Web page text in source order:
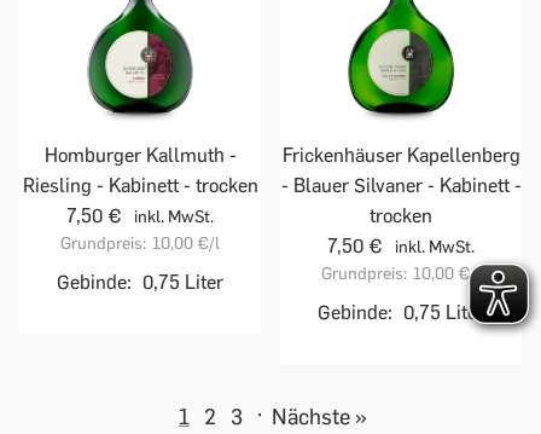
Homburger Kallmuth -
Riesling - Kabinett - trocken
7,50 €
inkl. MwSt.
Grundpreis: 10,00 €/l
Gebinde: 0,75 Liter
Frickenhäuser Kapellenberg
- Blauer Silvaner - Kabinett -
trocken
7,50 €
inkl. MwSt.
Grundpreis: 10,00 €/l
Gebinde: 0,75 Liter
1 2 3 · Nächste »